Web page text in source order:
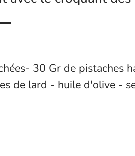
30 Gr de pistaches
de lard - huile d'olive -